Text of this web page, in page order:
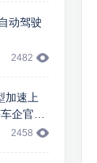
动驾驶
2482
加速上
企官宣
2458